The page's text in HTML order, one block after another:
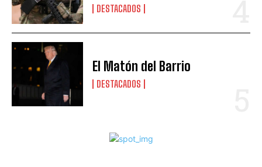
DESTACADOS
El Matón del Barrio
DESTACADOS